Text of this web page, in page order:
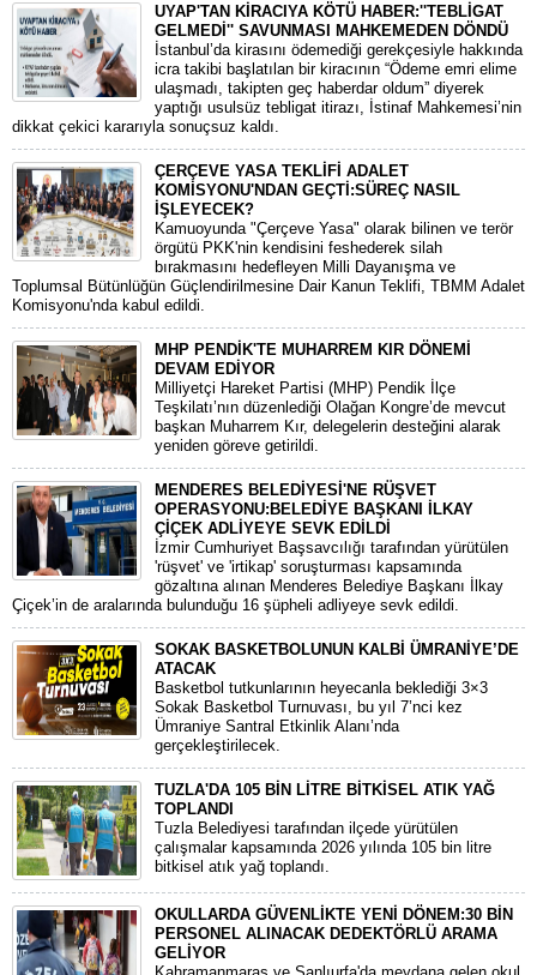
UYAP'TAN KİRACIYA KÖTÜ HABER:''TEBLİGAT
GELMEDİ'' SAVUNMASI MAHKEMEDEN DÖNDÜ
​İstanbul’da kirasını ödemediği gerekçesiyle hakkında
icra takibi başlatılan bir kiracının “Ödeme emri elime
ulaşmadı, takipten geç haberdar oldum” diyerek
yaptığı usulsüz tebligat itirazı, İstinaf Mahkemesi’nin
dikkat çekici kararıyla sonuçsuz kaldı.
ÇERÇEVE YASA TEKLİFİ ADALET
KOMİSYONU'NDAN GEÇTİ:SÜREÇ NASIL
İŞLEYECEK?
​Kamuoyunda "Çerçeve Yasa" olarak bilinen ve terör
örgütü PKK'nin kendisini feshederek silah
bırakmasını hedefleyen Milli Dayanışma ve
Toplumsal Bütünlüğün Güçlendirilmesine Dair Kanun Teklifi, TBMM Adalet
Komisyonu'nda kabul edildi.
MHP PENDİK'TE MUHARREM KIR DÖNEMİ
DEVAM EDİYOR
​Milliyetçi Hareket Partisi (MHP) Pendik İlçe
Teşkilatı’nın düzenlediği Olağan Kongre’de mevcut
başkan Muharrem Kır, delegelerin desteğini alarak
yeniden göreve getirildi.
MENDERES BELEDİYESİ'NE RÜŞVET
OPERASYONU:BELEDİYE BAŞKANI İLKAY
ÇİÇEK ADLİYEYE SEVK EDİLDİ
​İzmir Cumhuriyet Başsavcılığı tarafından yürütülen
'rüşvet' ve 'irtikap' soruşturması kapsamında
gözaltına alınan Menderes Belediye Başkanı İlkay
Çiçek’in de aralarında bulunduğu 16 şüpheli adliyeye sevk edildi.
SOKAK BASKETBOLUNUN KALBİ ÜMRANİYE’DE
ATACAK
Basketbol tutkunlarının heyecanla beklediği 3×3
Sokak Basketbol Turnuvası, bu yıl 7’nci kez
Ümraniye Santral Etkinlik Alanı’nda
gerçekleştirilecek.
TUZLA'DA 105 BİN LİTRE BİTKİSEL ATIK YAĞ
TOPLANDI
Tuzla Belediyesi tarafından ilçede yürütülen
çalışmalar kapsamında 2026 yılında 105 bin litre
bitkisel atık yağ toplandı.
OKULLARDA GÜVENLİKTE YENİ DÖNEM:30 BİN
PERSONEL ALINACAK DEDEKTÖRLÜ ARAMA
GELİYOR